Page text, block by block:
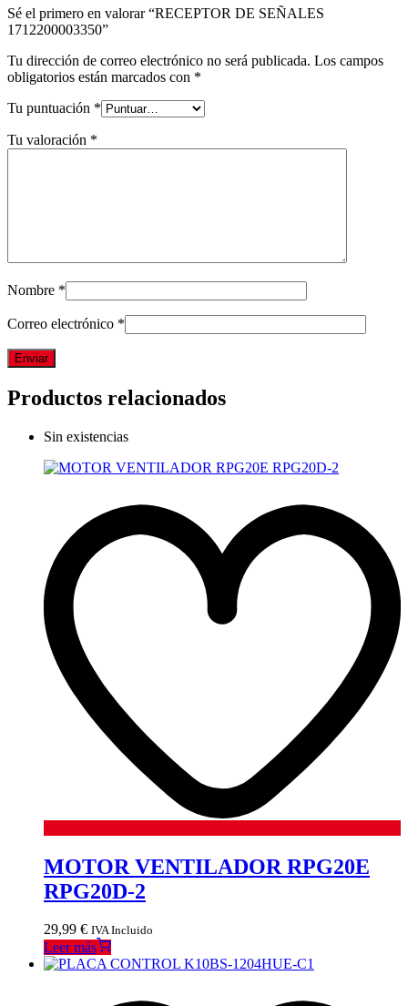
Sé el primero en valorar “RECEPTOR DE SEÑALES
1712200003350”
Tu dirección de correo electrónico no será publicada. Los campos
obligatorios están marcados con *
Tu puntuación *
Tu valoración *
Nombre *
Correo electrónico *
Productos relacionados
Sin existencias
MOTOR VENTILADOR RPG20E
RPG20D-2
29,99 € IVA Incluido
Leer más